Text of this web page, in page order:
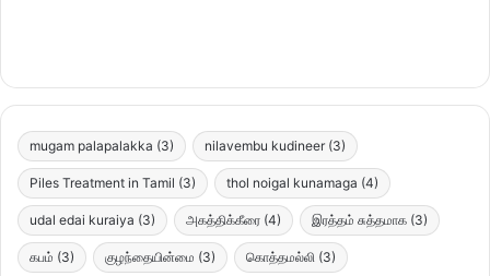
mugam palapalakka (3) nilavembu kudineer (3)
Piles Treatment in Tamil (3) thol noigal kunamaga (4)
udal edai kuraiya (3) அகத்திக்கீரை (4) இரத்தம் சுத்தமாக (3)
கபம் (3) குழந்தையின்மை (3) கொத்தமல்லி (3)